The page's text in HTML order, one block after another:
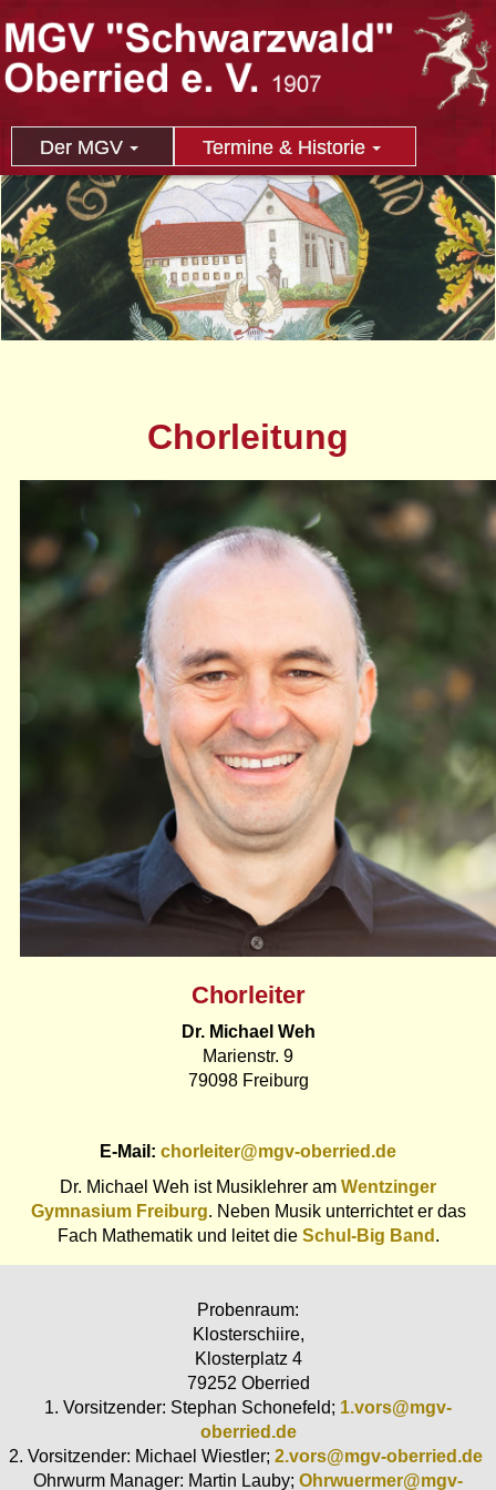
Der MGV Termine & Historie
Chorleitung
Chorleiter
Dr. Michael Weh
Marienstr. 9
79098 Freiburg
E-Mail: chorleiter@mgv-oberried.de
Dr. Michael Weh ist Musiklehrer am Wentzinger
Gymnasium Freiburg. Neben Musik unterrichtet er das
Fach Mathematik und leitet die Schul-Big Band .
Probenraum:
Klosterschiire,
Klosterplatz 4
79252 Oberried
1. Vorsitzender: Stephan Schonefeld; 1.vors@mgv-
oberried.de
2. Vorsitzender: Michael Wiestler; 2.vors@mgv-oberried.de
Ohrwurm Manager: Martin Lauby; Ohrwuermer@mgv-